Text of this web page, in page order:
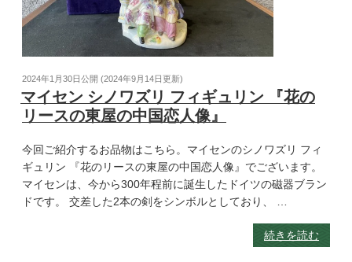
2024年1月30日公開 (2024年9月14日更新)
マイセン シノワズリ フィギュリン 『花の
リースの東屋の中国恋人像』
今回ご紹介するお品物はこちら。マイセンのシノワズリ フィ
ギュリン 『花のリースの東屋の中国恋人像』でございます。
マイセンは、今から300年程前に誕生したドイツの磁器ブラン
ドです。 交差した2本の剣をシンボルとしており、 …
続きを読む